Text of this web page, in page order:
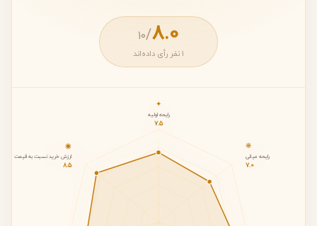
8.0
/۱۰
1 نفر رأی داده‌اند
✦
رایحه اولیه
7.5
❋
رایحه میانی
7.0
◉
ارزش خرید نسبت به قیمت
8.5